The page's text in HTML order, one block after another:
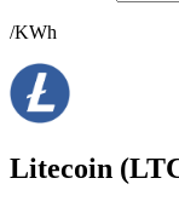
/KWh
Litecoin (